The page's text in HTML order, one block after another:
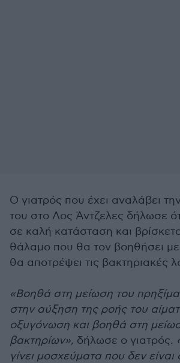
Ο γιατρός που έχει αναλάβει
του στο Λος Άντζελες δήλωσε
σε καλή κατάσταση και
θάλαμο που θα τον βοηθήσει με
θα αποτρέψει τις βακτηριακές
«Βοηθά στη μείωση του
στην αύξηση της ροής του
οξυγόνωση και βοηθά στη
βακτηρίων», δήλωσε ο γιατρός.
γίνει μοσχεύματα που δεν είναι